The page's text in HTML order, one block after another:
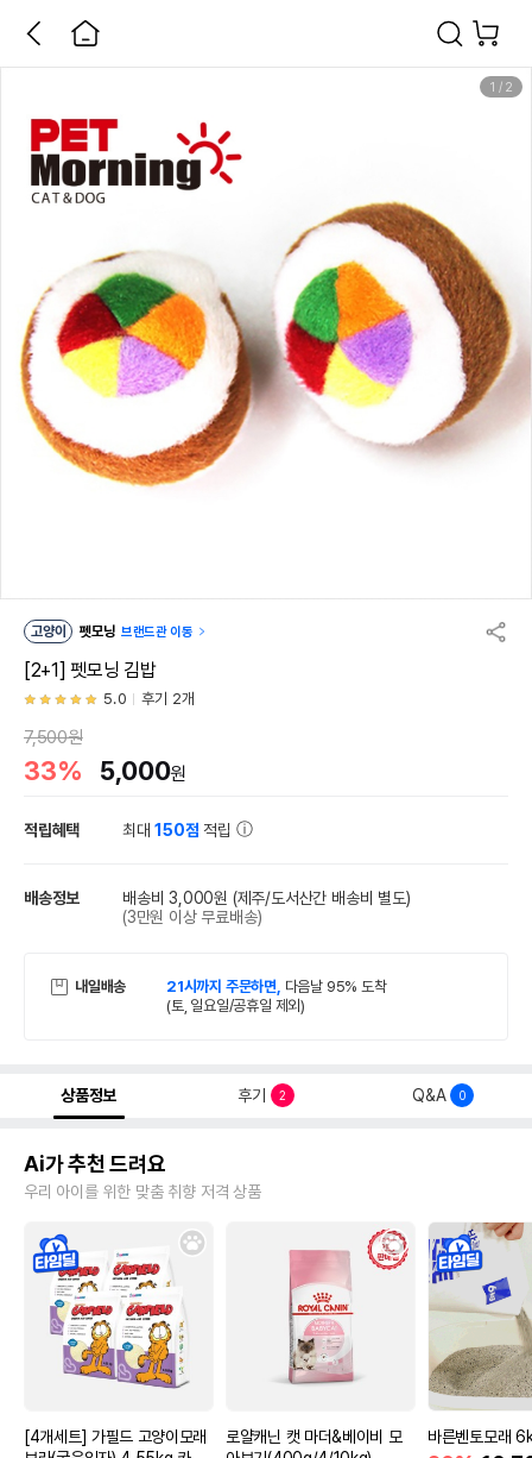
1 / 2
고양이 펫모닝 브랜드관 이동
[2+1] 펫모닝 김밥
5.0 후기 2개
7,500원
33% 5,000원
적립혜택 최대150점 적립
배송정보 배송비 3,000원 (제주/도서산간 배송비 별도)
(3만원 이상 무료배송)
내일배송 21시까지 주문하면, 다음날 95% 도착
(토, 일요일/공휴일 제외)
상품정보 후기 2 Q&A 0
Ai가 추천 드려요
우리 아이를 위한 맞춤 취향 저격 상품
[4개세트] 가필드 고양이모래
로얄캐닌 캣 마더&베이비 모
바른벤토모래